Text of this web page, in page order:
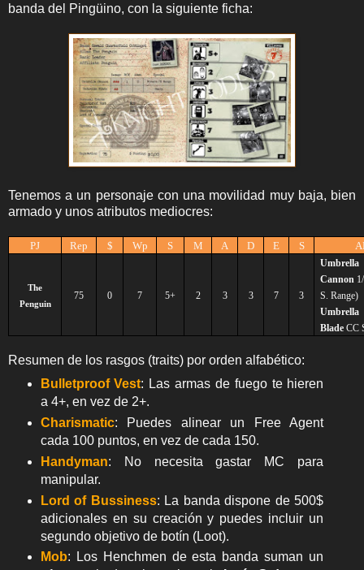
banda del Pingüino, con la siguiente ficha:
Tenemos a un personaje con una movilidad muy baja, bien
armado y unos atributos mediocres:
PJ Rep $ Wp S M A D E S
The
Penguin
75 0 7 5+ 2 3 3 7 3
Umbrella
Cannon
S. Range)
Umbrella
Blade CC
Resumen de los rasgos (traits) por orden alfabético:
Bulletproof Vest: Las armas de fuego te hieren
a 4+, en vez de 2+.
Charismatic: Puedes alinear un Free Agent
cada 100 puntos, en vez de cada 150.
Handyman: No necesita gastar MC para
manipular.
Lord of Bussiness: La banda dispone de 500$
adicionales en su creación y puedes incluir un
segundo objetivo de botín (Loot).
Mob: Los Henchmen de esta banda suman un